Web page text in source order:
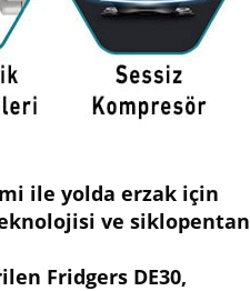
ile yolda erzak için
ve siklopentan
Fridgers DE30,